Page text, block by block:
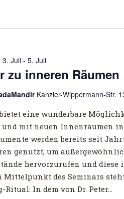
zu inneren Räumen
3. Juli- 5. Juli
Kanzler-Wippermann-Str.
eine wunderbare
mit neuen Innenräumen in
werden bereits seit
genutzt, um
hervorzurufen und diese
Mittelpunkt des Seminars
In dem von Dr. Peter…